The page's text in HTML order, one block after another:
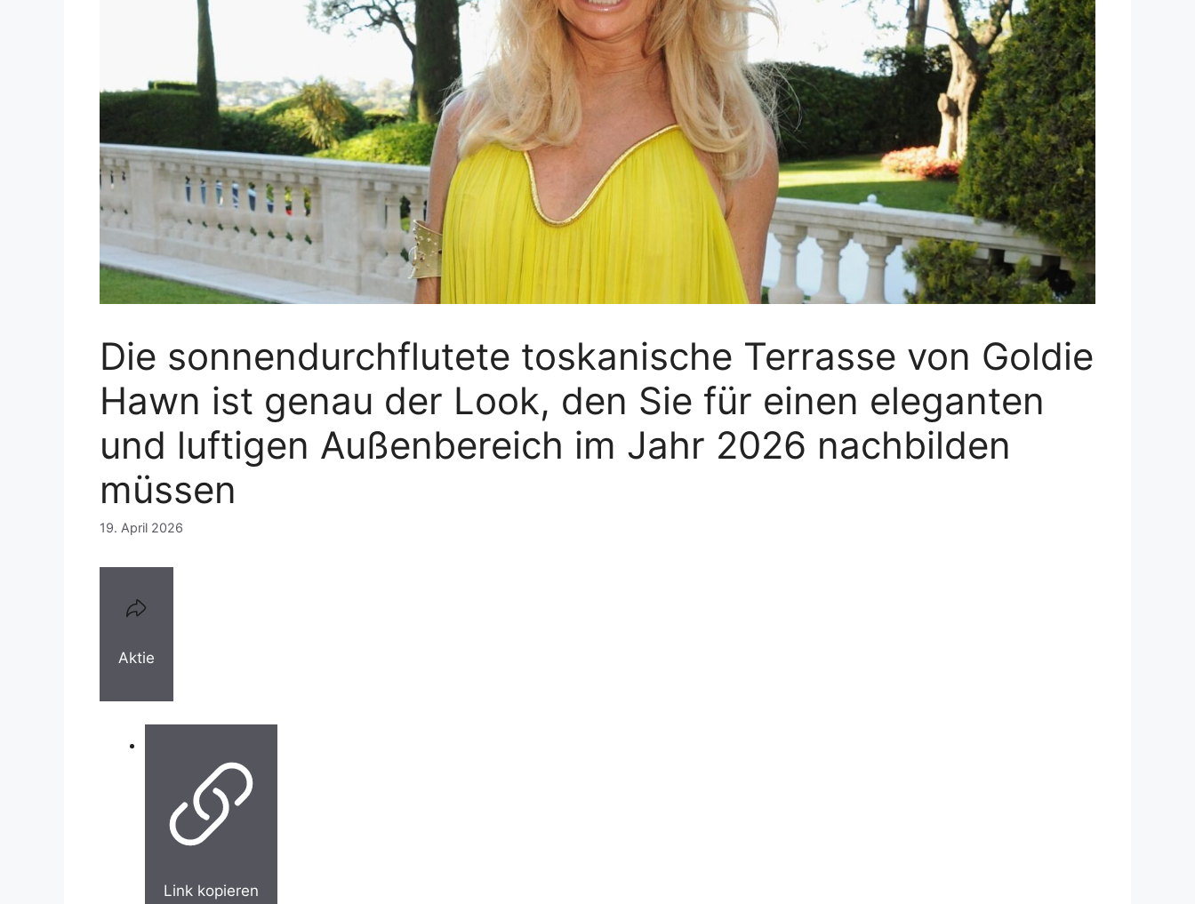
Die sonnendurchflutete toskanische Terrasse von Goldie
Hawn ist genau der Look, den Sie für einen eleganten
und luftigen Außenbereich im Jahr 2026 nachbilden
müssen
19. April 2026
Aktie
Link kopieren